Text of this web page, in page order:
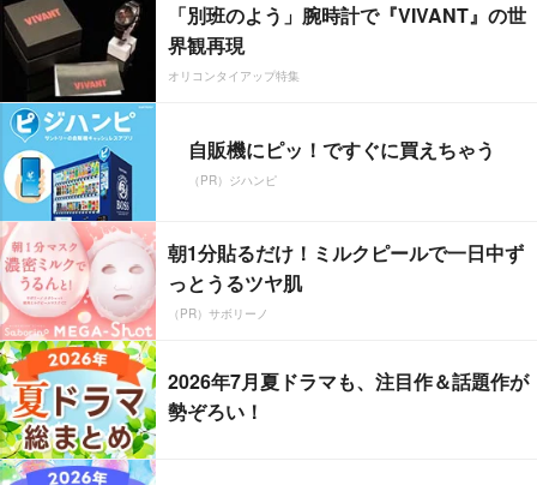
「別班のよう」腕時計で『VIVANT』の世
界観再現
オリコンタイアップ特集
自販機にピッ！ですぐに買えちゃう
（PR）ジハンピ
朝1分貼るだけ！ミルクピールで一日中ず
っとうるツヤ肌
（PR）サボリーノ
2026年7月夏ドラマも、注目作＆話題作が
勢ぞろい！